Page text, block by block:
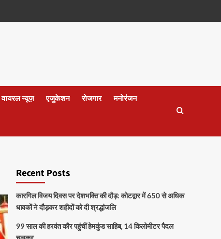
वायरल न्यूज़ एजुकेशन रोजगार मनोरंजन
Recent Posts
कारगिल विजय दिवस पर देशभक्ति की दौड़: कोटद्वार में 650 से अधिक
धावकों ने दौड़कर शहीदों को दी श्रद्धांजलि
99 साल की हरवंत कौर पहुंचीं हेमकुंड साहिब, 14 किलोमीटर पैदल